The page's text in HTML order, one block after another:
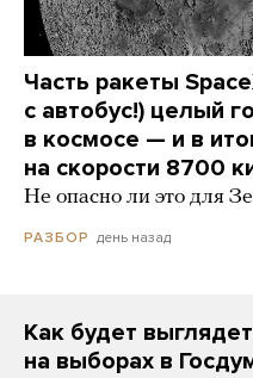
Часть ракеты
с автобус!) целый
в космосе — и в
на скорости 8700
Не опасно ли это для
РАЗБОР день назад
Как будет
на выборах в